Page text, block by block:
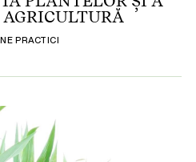
PRACTICI